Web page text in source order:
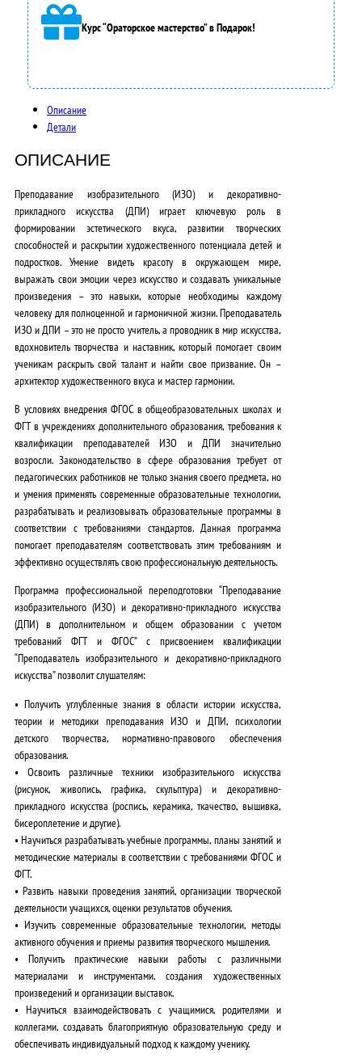
а
3
5
0
0
0
0
0
₽
.
Курс “Ораторское мастерство” в Подарок!
Описание
Детали
ОПИСАНИЕ
Преподавание изобразительного (ИЗО) и декоративно-
прикладного искусства (ДПИ) играет ключевую роль в
формировании эстетического вкуса, развитии творческих
способностей и раскрытии художественного потенциала детей и
подростков. Умение видеть красоту в окружающем мире,
выражать свои эмоции через искусство и создавать уникальные
произведения – это навыки, которые необходимы каждому
человеку для полноценной и гармоничной жизни. Преподаватель
ИЗО и ДПИ – это не просто учитель, а проводник в мир искусства,
вдохновитель творчества и наставник, который помогает своим
ученикам раскрыть свой талант и найти свое призвание. Он –
архитектор художественного вкуса и мастер гармонии.
В условияхвнедрения ФГОС в общеобразовательных школах и
ФГТ в учреждениях дополнительного образования, требования к
квалификации преподавателей ИЗО и ДПИ значительно
возросли. Законодательство в сфере образования требует от
педагогических работников не только знания своего предмета, но
и умения применять современные образовательные технологии,
разрабатывать и реализовывать образовательные программы в
соответствии с требованиями стандартов. Данная программа
помогает преподавателям соответствовать этим требованиям и
эффективно осуществлять свою профессиональную деятельность.
Программа профессиональной переподготовки “Преподавание
изобразительного (ИЗО) и декоративно-прикладного искусства
(ДПИ) в дополнительном и общем образовании с учетом
требований ФГТ и ФГОС” с присвоением квалификации
“Преподаватель изобразительного и декоративно-прикладного
искусства” позволит слушателям:
• Получить углубленные знания в области истории искусства,
теории и методики преподавания ИЗО и ДПИ, психологии
детского творчества, нормативно-правового обеспечения
образования.
• Освоить различные техникиизобразительного искусства
(рисунок, живопись, графика, скульптура) и декоративно-
прикладного искусства (роспись, керамика, ткачество, вышивка,
бисероплетение и другие).
•Научиться разрабатыватьучебные программы, планы занятий и
методические материалы в соответствии с требованиями ФГОС и
ФГТ.
•Развить навыкипроведения занятий, организации творческой
деятельности учащихся, оценки результатов обучения.
• Изучить современные образовательные технологии, методы
активного обучения и приемы развития творческого мышления.
•Получить практические навыки работы с различными
материалами и инструментами, создания художественных
произведений и организации выставок.
• Научиться взаимодействоватьс учащимися, родителями и
коллегами, создавать благоприятную образовательную среду и
обеспечивать индивидуальный подход к каждому ученику.